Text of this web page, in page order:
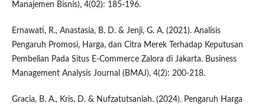
Manajemen Bisnis), 4(02): 185-196.
Ernawati, R., Anastasia, B. D. & Jenji, G. A. (2021). Analisis
Pengaruh Promosi, Harga, dan Citra Merek Terhadap Keputusan
Pembelian Pada Situs E-Commerce Zalora di Jakarta. Business
Management Analysis Journal (BMAJ), 4(2): 200-218.
Gracia, B. A., Kris, D. & Nufzatutsaniah. (2024). Pengaruh Harga